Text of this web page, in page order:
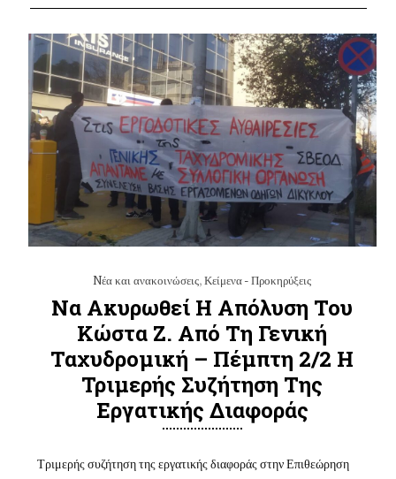
Nέα και ανακοινώσεις,Κείμενα - Προκηρύξεις
Να Ακυρωθεί Η Απόλυση Του
Κώστα Ζ. Από Τη Γενική
Ταχυδρομική – Πέμπτη 2/2 Η
Τριμερής Συζήτηση Της
Εργατικής Διαφοράς
Τριμερής συζήτηση της εργατικής διαφοράς στην Επιθεώρηση